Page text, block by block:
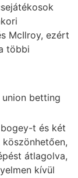
McIlroy, ezért
többi
t és két
átlagolva,
kívül